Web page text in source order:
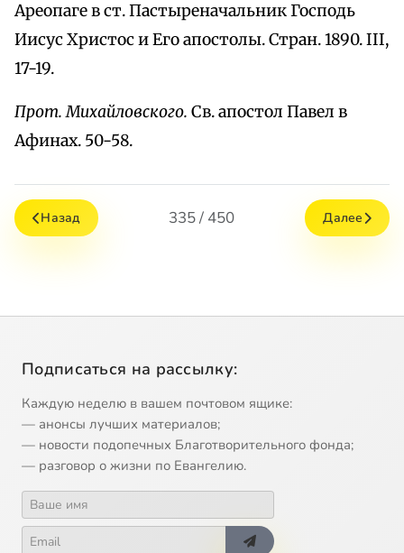
Ареопаге в ст. Пастыреначальник Господь
Иисус Христос и Его апостолы. Стран. 1890. III,
17-19.
Прот. Михайловского. Св. апостол Павел в
Афинах. 50-58.
Назад 335 / 450 Далее
Подписаться на рассылку:
Каждую неделю в вашем почтовом ящике:
— анонсы лучших материалов;
— новости подопечных Благотворительного фонда;
— разговор о жизни по Евангелию.